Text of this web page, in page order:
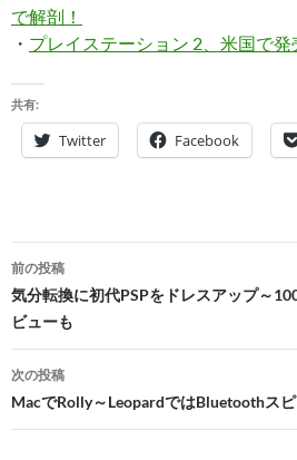
で解剖！
・ プレイステーション 2、米国で発
共有:
Twitter Facebook
投
稿
ナ
ビ
ゲ
前の投稿
気分転換に初代PSPをドレスアップ～
ビューも
次の投稿
MacでRolly～LeopardではBluetoothス